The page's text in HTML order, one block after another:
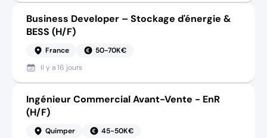
Business Developer – Stockage d'énergie &
BESS (H/F)
France
50-70K€
Il y a16 jours
Ingénieur Commercial Avant-Vente - EnR
(H/F)
Quimper
45-50K€